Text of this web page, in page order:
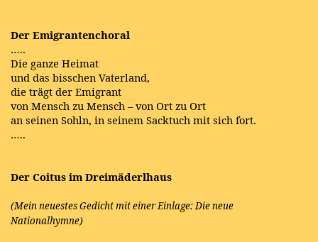
Der Emigrantenchoral
…..
Die ganze Heimat
und das bisschen Vaterland,
die trägt der Emigrant
von Mensch zu Mensch – von Ort zu Ort
an seinen Sohln, in seinem Sacktuch mit sich fort.
…..
Der Coitus im Dreimäderlhaus
(Mein neuestes Gedicht mit einer Einlage: Die neue
Nationalhymne)